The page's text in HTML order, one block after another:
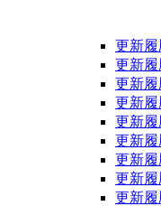
更新
更新
更新
更新
更新
更新
更新
更新
更新